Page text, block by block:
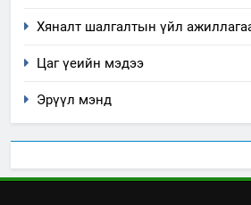
Хяналт шалгалтын үйл
Цаг үеийн мэдээ
Эрүүл мэнд
эрүүл мэнд,
1
2
ШИЙДНЭ”